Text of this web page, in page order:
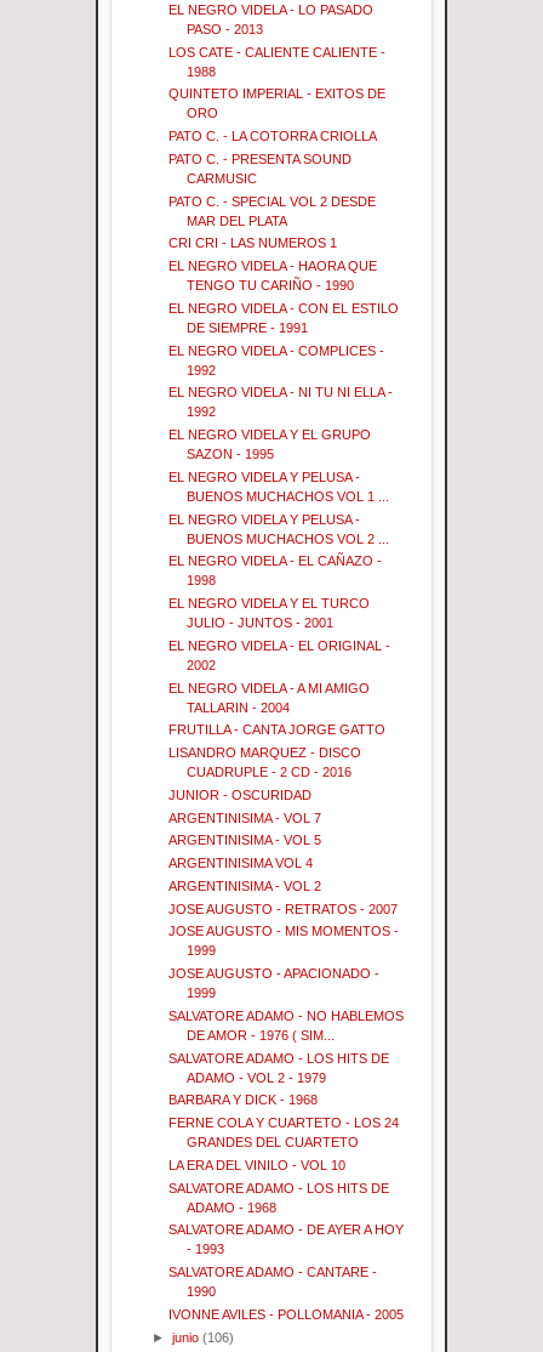
EL NEGRO VIDELA - LO PASADO
PASO - 2013
LOS CATE - CALIENTE CALIENTE -
1988
QUINTETO IMPERIAL - EXITOS DE
ORO
PATO C. - LA COTORRA CRIOLLA
PATO C. - PRESENTA SOUND
CARMUSIC
PATO C. - SPECIAL VOL 2 DESDE
MAR DEL PLATA
CRI CRI - LAS NUMEROS 1
EL NEGRO VIDELA - HAORA QUE
TENGO TU CARIÑO - 1990
EL NEGRO VIDELA - CON EL ESTILO
DE SIEMPRE - 1991
EL NEGRO VIDELA - COMPLICES -
1992
EL NEGRO VIDELA - NI TU NI ELLA -
1992
EL NEGRO VIDELA Y EL GRUPO
SAZON - 1995
EL NEGRO VIDELA Y PELUSA -
BUENOS MUCHACHOS VOL 1 ...
EL NEGRO VIDELA Y PELUSA -
BUENOS MUCHACHOS VOL 2 ...
EL NEGRO VIDELA - EL CAÑAZO -
1998
EL NEGRO VIDELA Y EL TURCO
JULIO - JUNTOS - 2001
EL NEGRO VIDELA - EL ORIGINAL -
2002
EL NEGRO VIDELA - A MI AMIGO
TALLARIN - 2004
FRUTILLA - CANTA JORGE GATTO
LISANDRO MARQUEZ - DISCO
CUADRUPLE - 2 CD - 2016
JUNIOR - OSCURIDAD
ARGENTINISIMA - VOL 7
ARGENTINISIMA - VOL 5
ARGENTINISIMA VOL 4
ARGENTINISIMA - VOL 2
JOSE AUGUSTO - RETRATOS - 2007
JOSE AUGUSTO - MIS MOMENTOS -
1999
JOSE AUGUSTO - APACIONADO -
1999
SALVATORE ADAMO - NO HABLEMOS
DE AMOR - 1976 ( SIM...
SALVATORE ADAMO - LOS HITS DE
ADAMO - VOL 2 - 1979
BARBARA Y DICK - 1968
FERNE COLA Y CUARTETO - LOS 24
GRANDES DEL CUARTETO
LA ERA DEL VINILO - VOL 10
SALVATORE ADAMO - LOS HITS DE
ADAMO - 1968
SALVATORE ADAMO - DE AYER A HOY
- 1993
SALVATORE ADAMO - CANTARE -
1990
IVONNE AVILES - POLLOMANIA - 2005
►junio (106)